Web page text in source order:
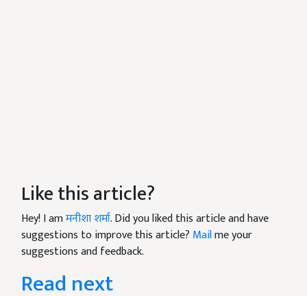
Like this article?
Hey! I amमनीशा शर्मा. Did you liked this article and have
suggestions to improve this article? Mailme your
suggestions and feedback.
Read next